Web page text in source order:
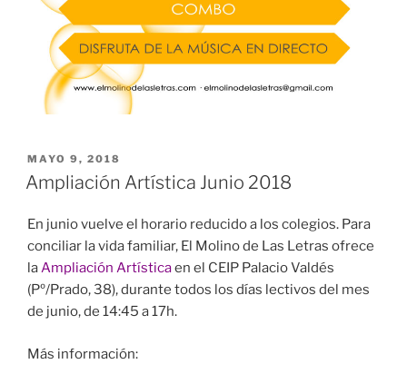
MAYO 9, 2018
Ampliación Artística Junio 2018
En junio vuelve el horario reducido a los colegios. Para
conciliar la vida familiar, El Molino de Las Letras ofrece
laAmpliación Artísticaen el CEIP Palacio Valdés
(Pº/Prado, 38), durante todos los días lectivos del mes
de junio, de 14:45 a 17h.
Más información: